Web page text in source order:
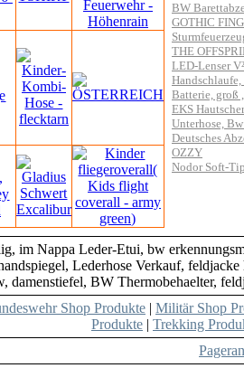
BW
GOTHIC
THE
LED-Lenser
Batterie, groß
EKS
Unterhose,
Deutsches
OZZY
Nodor Soft-
im Nappa Leder-Etui, bw
Lederhose Verkauf,
damenstiefel, BW Thermobehaelter,
Shop Produkte | Militär Shop
Produkte | Trekking